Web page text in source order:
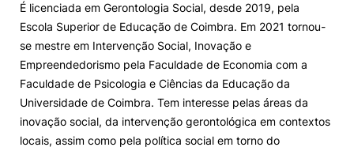
É licenciada em Gerontologia Social, desde 2019, pela
Escola Superior de Educação de Coimbra. Em 2021 tornou-
se mestre em Intervenção Social, Inovação e
Empreendedorismo pela Faculdade de Economia com a
Faculdade de Psicologia e Ciências da Educação da
Universidade de Coimbra. Tem interesse pelas áreas da
inovação social, da intervenção gerontológica em contextos
locais, assim como pela política social em torno do